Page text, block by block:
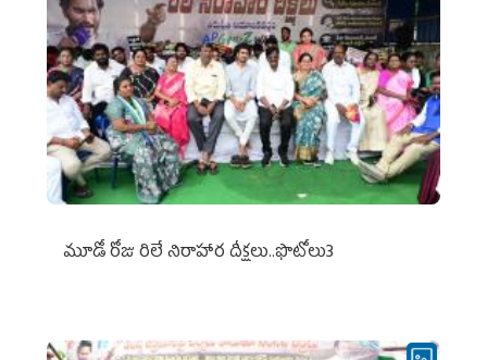
మూడో రోజు రిలే నిరాహార దీక్షలు..ఫొటోలు3